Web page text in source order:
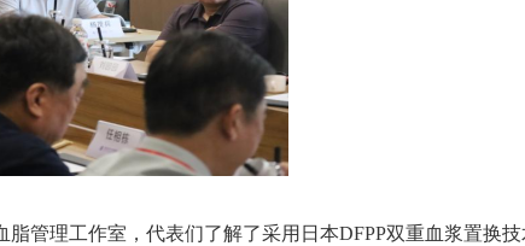
管理工作室，代表们了解了采用日本DFPP双重血浆置换